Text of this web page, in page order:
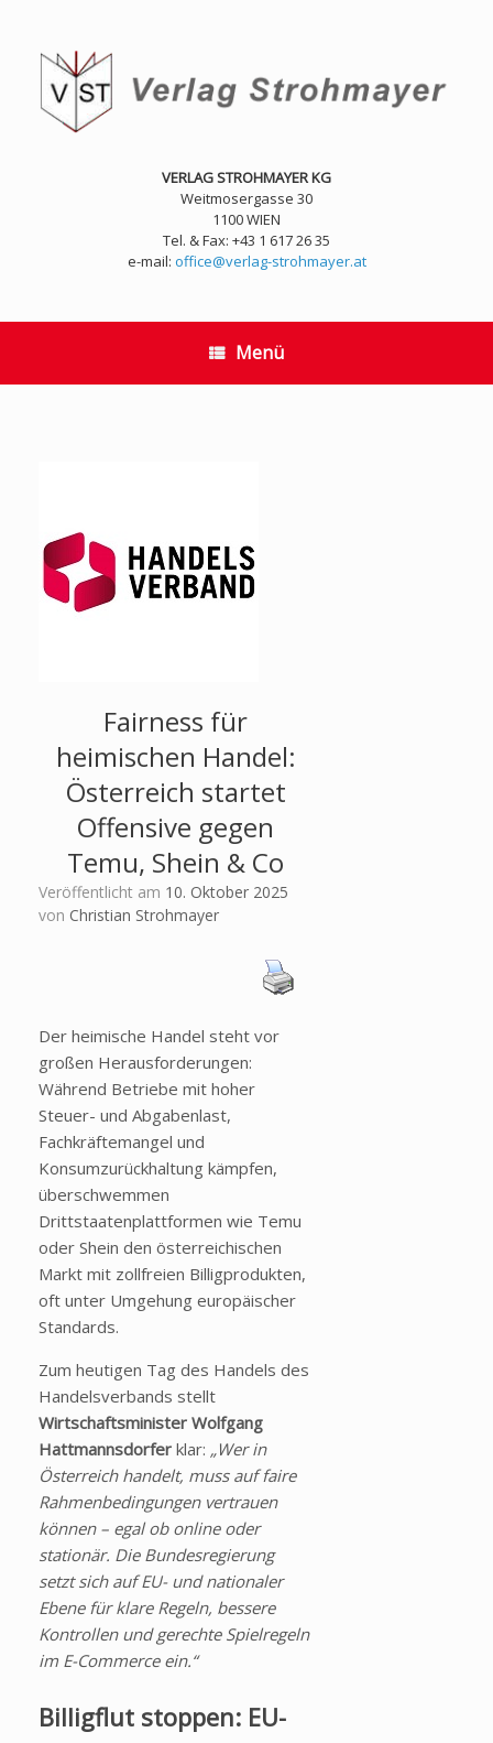
springen
VERLAG STROHMAYER KG
Weitmosergasse 30
1100 WIEN
Tel. & Fax: +43 1 617 26 35
e-mail: office@verlag-strohmayer.at
Menü
Fairness für
heimischen Handel:
Österreich startet
Offensive gegen
Temu, Shein & Co
Veröffentlicht am 10. Oktober 2025
von Christian Strohmayer
Der heimische Handel steht vor
großen Herausforderungen:
Während Betriebe mit hoher
Steuer- und Abgabenlast,
Fachkräftemangel und
Konsumzurückhaltung kämpfen,
überschwemmen
Drittstaatenplattformen wie Temu
oder Shein den österreichischen
Markt mit zollfreien Billigprodukten,
oft unter Umgehung europäischer
Standards.
Zum heutigen Tag des Handels des
Handelsverbands stellt
Wirtschaftsminister Wolfgang
Hattmannsdorfer klar: „Wer in
Österreich handelt, muss auf faire
Rahmenbedingungen vertrauen
können – egal ob online oder
stationär. Die Bundesregierung
setzt sich auf EU- und nationaler
Ebene für klare Regeln, bessere
Kontrollen und gerechte Spielregeln
im E-Commerce ein.“
Billigflut stoppen: EU-